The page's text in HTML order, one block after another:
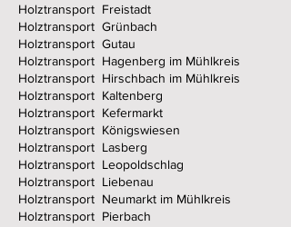
Holztransport Freistadt
Holztransport Grünbach
Holztransport Gutau
Holztransport Hagenberg im Mühlkreis
Holztransport Hirschbach im Mühlkreis
Holztransport Kaltenberg
Holztransport Kefermarkt
Holztransport Königswiesen
Holztransport Lasberg
Holztransport Leopoldschlag
Holztransport Liebenau
Holztransport Neumarkt im Mühlkreis
Holztransport Pierbach